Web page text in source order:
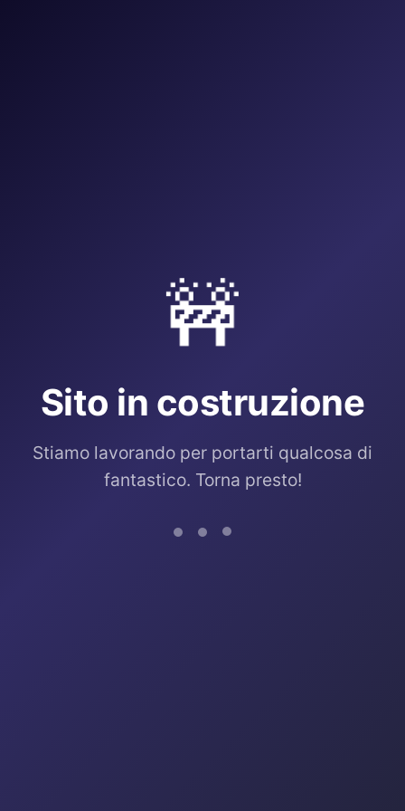
🚧
Sito in costruzione
Stiamo lavorando per portarti qualcosa di
fantastico. Torna presto!